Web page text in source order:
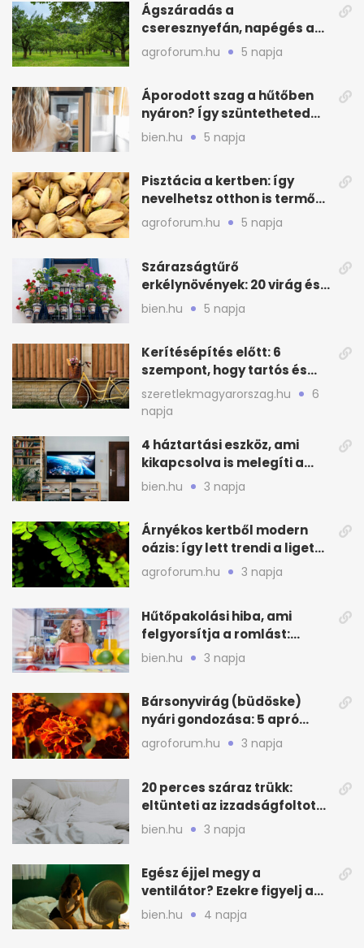
Ágszáradás a
cseresznyefán, napégés a
kajszin: mit tehetsz most?
agroforum.hu 5 napja
Áporodott szag a hűtőben
nyáron? Így szüntetheted
meg olcsón
bien.hu 5 napja
Pisztácia a kertben: így
nevelhetsz otthon is termő
növényt
agroforum.hu 5 napja
Szárazságtűrő
erkélynövények: 20 virág és
cserje a forró nyárra
bien.hu 5 napja
Kerítésépítés előtt: 6
szempont, hogy tartós és
praktikus legyen
szeretlekmagyarorszag.hu
6
napja
4 háztartási eszköz, ami
kikapcsolva is melegíti a
lakást
bien.hu 3 napja
Árnyékos kertből modern
oázis: így lett trendi a ligetes
zöld
agroforum.hu 3 napja
Hűtőpakolási hiba, ami
felgyorsítja a romlást:
zónákra figyelj
bien.hu 3 napja
Bársonyvirág (büdöske)
nyári gondozása: 5 apró
lépés a dús virágzásért
agroforum.hu 3 napja
20 perces száraz trükk:
eltünteti az izzadságfoltot
és a szagot a matracról
bien.hu 3 napja
Egész éjjel megy a
ventilátor? Ezekre figyelj a
hőségben alvásnál
bien.hu 4 napja